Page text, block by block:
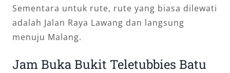
Sementara untuk rute, rute yang biasa dilewati
adalah Jalan Raya Lawang dan langsung
menuju Malang.
Jam Buka Bukit Teletubbies Batu